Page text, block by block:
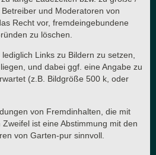
und Moderatoren von
Recht vor, fremdeingebundene
zu löschen.
Links zu Bildern zu setzen,
und dabei ggf. eine Angabe zu
(z.B. Bildgröße 500 k, oder
von Fremdinhalten, die mit
ist eine Abstimmung mit den
von Garten-pur sinnvoll.